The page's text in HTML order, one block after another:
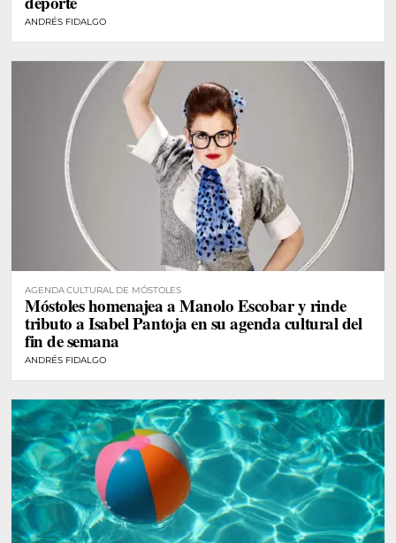
ANDRÉS FIDALGO
AGENDA CULTURAL DE MÓSTOLES
Móstoles homenajea a Manolo Escobar y rinde
tributo a Isabel Pantoja en su agenda cultural del
fin de semana
ANDRÉS FIDALGO